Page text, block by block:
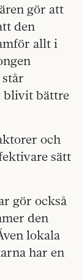
gör att
den
allt i
blivit bättre
och
sätt
gör också
den
lokala
har en